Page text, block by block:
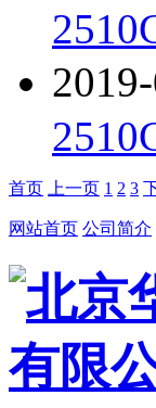
首页 上一页 1 2 3
网站首页 公司简介